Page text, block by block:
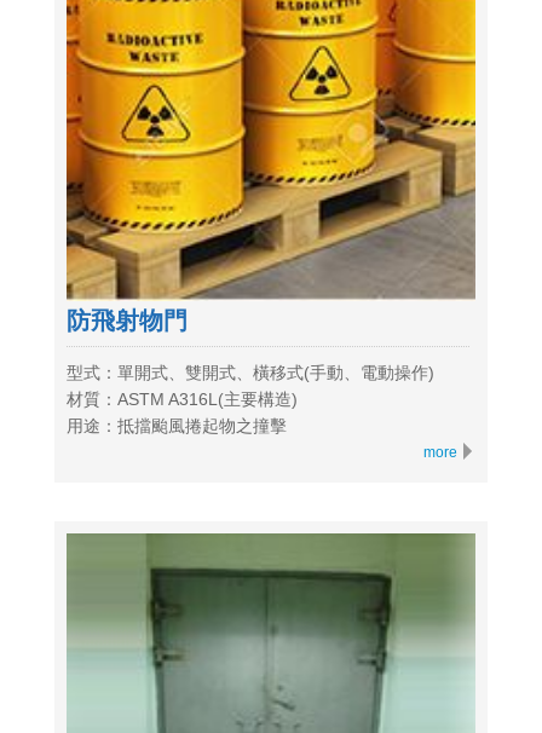
防飛射物門
型式：單開式、雙開式、橫移式(手動、電動操作)
材質：ASTM A316L(主要構造)
用途：抵擋颱風捲起物之撞擊
more